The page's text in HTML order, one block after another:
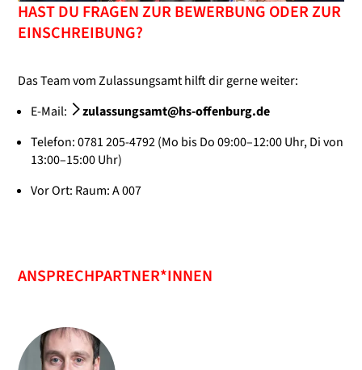
HAST DU FRAGEN ZUR BEWERBUNG ODER ZUR
EINSCHREIBUNG?
Das Team vom Zulassungsamt hilft dir gerne weiter:
E-Mail:
zulassungsamt@hs-offenburg.de
Telefon: 0781 205-4792 (Mo bis Do 09:00–12:00 Uhr, Di von
13:00–15:00 Uhr)
Vor Ort: Raum: A 007
ANSPRECHPARTNER*INNEN